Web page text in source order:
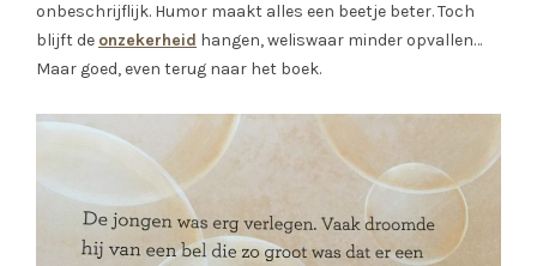
onbeschrijflijk. Humor maakt alles een beetje beter. Toch
blijft de onzekerheid hangen, weliswaar minder opvallen…
Maar goed, even terug naar het boek.